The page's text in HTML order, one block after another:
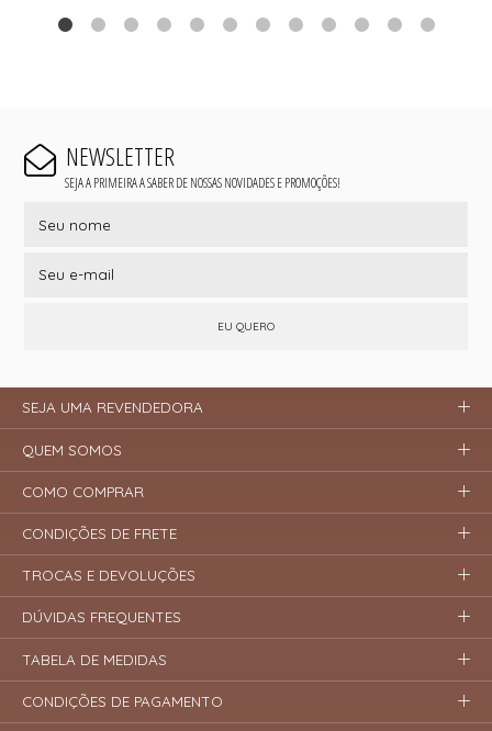
NEWSLETTER
SEJA A PRIMEIRA A SABER DE NOSSAS NOVIDADES E PROMOÇÕES!
EU QUERO
SEJA UMA REVENDEDORA
QUEM SOMOS
COMO COMPRAR
CONDIÇÕES DE FRETE
TROCAS E DEVOLUÇÕES
DÚVIDAS FREQUENTES
TABELA DE MEDIDAS
CONDIÇÕES DE PAGAMENTO